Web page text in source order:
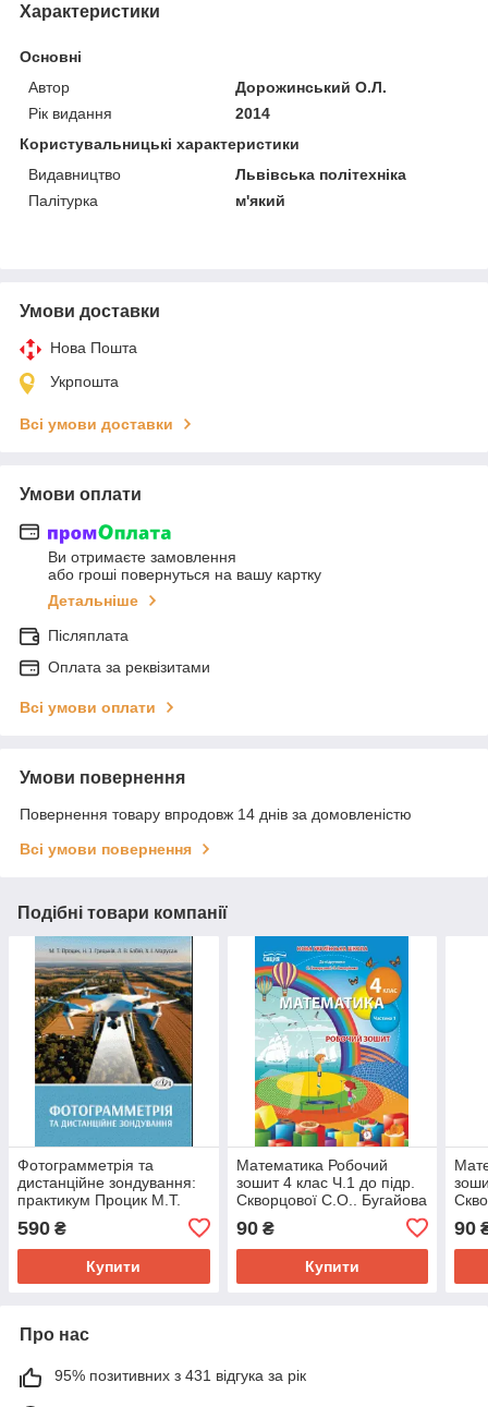
Характеристики
Основні
Автор
Дорожинський О.Л.
Рік видання
2014
Користувальницькі характеристики
Видавництво
Львівська політехніка
Палітурка
м'який
Умови доставки
Нова Пошта
Укрпошта
Всі умови доставки
Умови оплати
Ви отримаєте замовлення
або гроші повернуться на вашу картку
Детальніше
Післяплата
Оплата за реквізитами
Всі умови оплати
Умови повернення
Повернення товару впродовж 14 днів за домовленістю
Всі умови повернення
Подібні товари компанії
Фотограмметрія та
дистанційне зондування:
практикум Процик М.Т.
590 ₴
Купити
Математика Робочий
зошит 4 клас Ч.1 до підр.
Скворцової С.О.. Бугайова
90₴
Купити
90
Про нас
95% позитивних з 431 відгука за рік